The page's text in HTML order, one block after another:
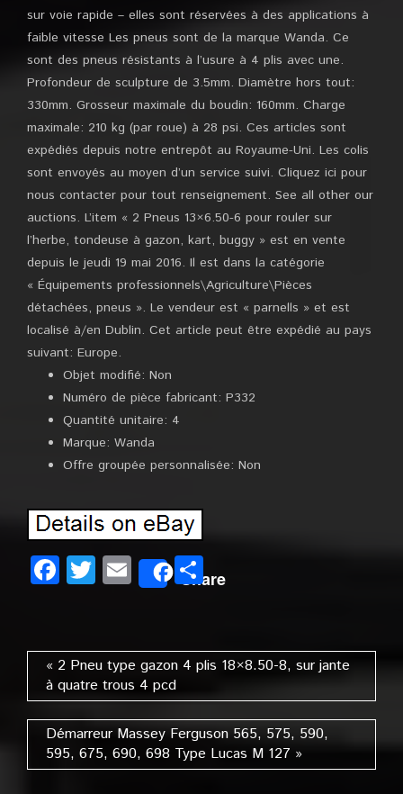
sur voie rapide – elles sont réservées à des applications à
faible vitesse Les pneus sont de la marque Wanda. Ce
sont des pneus résistants à l’usure à 4 plis avec une.
Profondeur de sculpture de 3.5mm. Diamètre hors tout:
330mm. Grosseur maximale du boudin: 160mm. Charge
maximale: 210 kg (par roue) à 28 psi. Ces articles sont
expédiés depuis notre entrepôt au Royaume-Uni. Les colis
sont envoyés au moyen d’un service suivi. Cliquez ici pour
nous contacter pour tout renseignement. See all other our
auctions. L’item « 2 Pneus 13×6.50-6 pour rouler sur
l’herbe, tondeuse à gazon, kart, buggy » est en vente
depuis le jeudi 19 mai 2016. Il est dans la catégorie
« Équipements professionnels\Agriculture\Pièces
détachées, pneus ». Le vendeur est « parnells » et est
localisé à/en Dublin. Cet article peut être expédié au pays
suivant: Europe.
Objet modifié: Non
Numéro de pièce fabricant: P332
Quantité unitaire: 4
Marque: Wanda
Offre groupée personnalisée: Non
Facebook
Twitter
EmailSharePartager
« 2 Pneu type gazon 4 plis 18×8.50-8, sur jante
à quatre trous 4 pcd
Démarreur Massey Ferguson 565, 575, 590,
595, 675, 690, 698 Type Lucas M 127 »